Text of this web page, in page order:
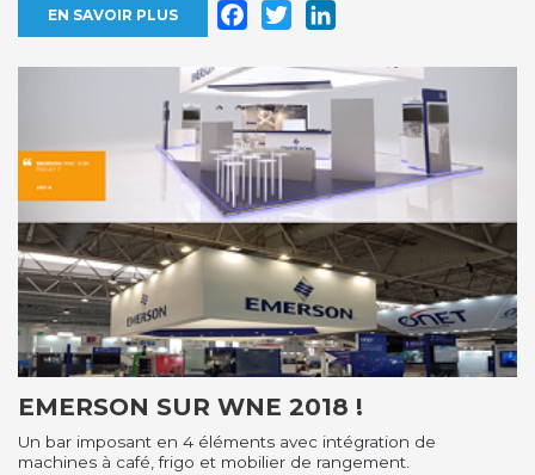
EN SAVOIR PLUS Facebook
Twitter
EMERSON SUR WNE 2018 !
Un bar imposant en 4 éléments avec intégration de
machines à café, frigo et mobilier de rangement.